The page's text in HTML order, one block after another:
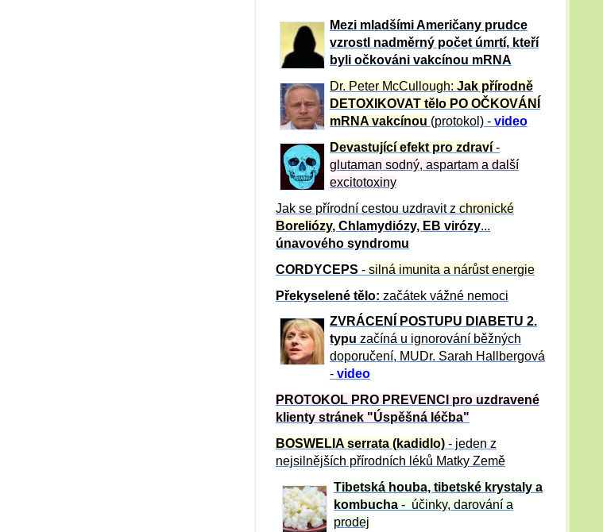
Mezi mladšími Američany prudce
vzrostl nadměrný počet úmrtí, kteří
byli očkováni vakcínou mRNA
Dr. Peter McCullough: Jak přírodně
DETOXIKOVAT tělo PO OČKOVÁNÍ
mRNA vakcínou (protokol) - video
Devastující efekt pro zdraví-
glutaman sodný, aspartam a další
excitotoxiny
Jak se přírodní cestou uzdravit z chronické
Boreliózy, Chlamydiózy, EB virózy...
únavového syndromu
CORDYCEPS - silná imunita a nárůst energie
Překyselené tělo: začátek vážné nemoci
ZVRÁCE NÍ POSTUPU DIABETU 2.
typu začíná u ignorování běžných
doporučení, MUDr. Sarah Hallbergová
- video
PROTOKOL PRO PREVENCI pro uzdravené
klienty stránek "Úspěšná léčba"
BOSWELIA serrata (kadidlo) - jeden z
nejsilnějších přírodních léků Matky Země
Tibetská houba, tibetské krystaly a
kombucha - účinky, darování a
prodej